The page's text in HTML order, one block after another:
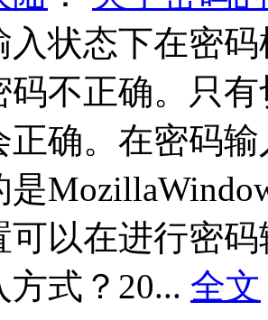
入状态下在密
码不正确。只
正确。在密码
是
可以在进行密
方式？20... 全文